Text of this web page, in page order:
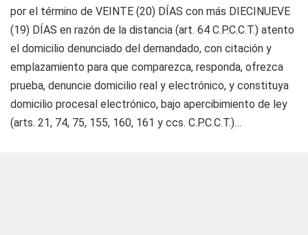
por el término de VEINTE (20) DÍAS con más DIECINUEVE
(19) DÍAS en razón de la distancia (art. 64 C.P.C.C.T.) atento
el domicilio denunciado del demandado, con citación y
emplazamiento para que comparezca, responda, ofrezca
prueba, denuncie domicilio real y electrónico, y constituya
domicilio procesal electrónico, bajo apercibimiento de ley
(arts. 21, 74, 75, 155, 160, 161 y ccs. C.P.C.C.T.)…